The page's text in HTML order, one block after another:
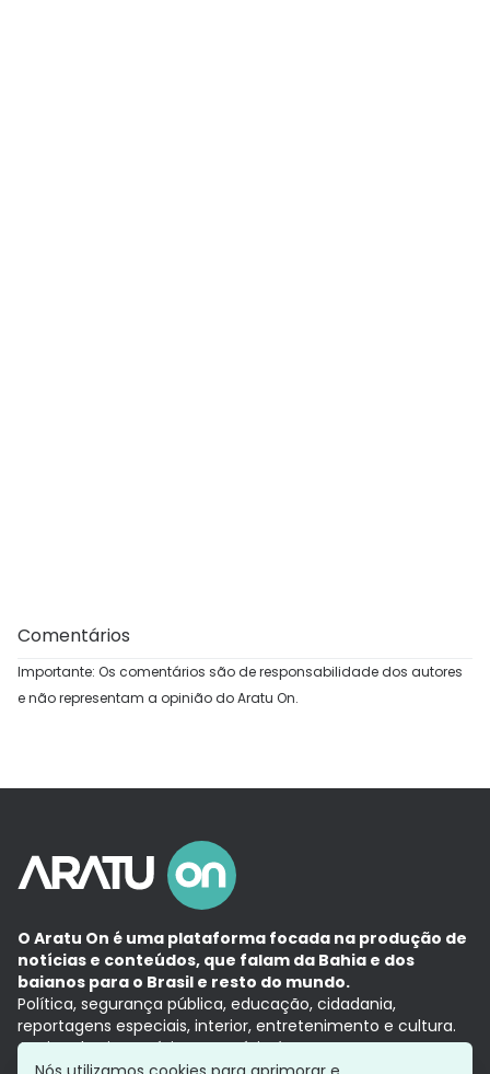
Comentários
Importante: Os comentários são de responsabilidade dos autores
e não representam a opinião do Aratu On.
O Aratu On é uma plataforma focada na produção de
notícias e conteúdos, que falam da Bahia e dos
baianos para o Brasil e resto do mundo.
Política, segurança pública, educação, cidadania,
reportagens especiais, interior, entretenimento e cultura.
Aqui, tudo vira notícia e a notícia é no tempo presente,
com a credibilidade do Grupo Aratu.